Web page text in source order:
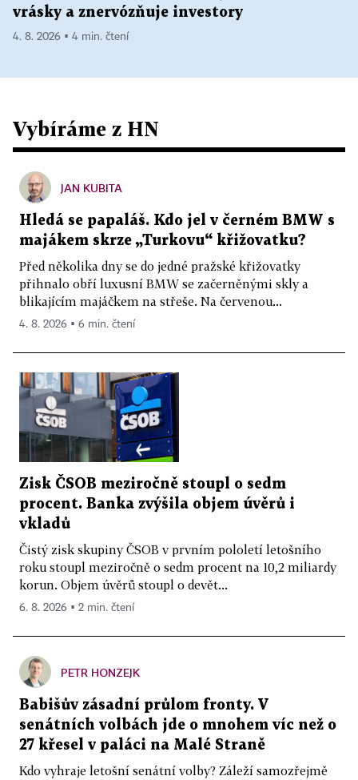
vrásky a znervózňuje investory
4. 8. 2026 ▪ 4 min. čtení
Vybíráme z HN
JAN KUBITA
Hledá se papaláš. Kdo jel v černém BMW s
majákem skrze „Turkovu“ křižovatku?
Před několika dny se do jedné pražské křižovatky
přihnalo obří luxusní BMW se začerněnými skly a
blikajícím majáčkem na střeše. Na červenou...
4. 8. 2026 ▪ 6 min. čtení
Zisk ČSOB meziročně stoupl o sedm
procent. Banka zvýšila objem úvěrů i
vkladů
Čistý zisk skupiny ČSOB v prvním pololetí letošního
roku stoupl meziročně o sedm procent na 10,2 miliardy
korun. Objem úvěrů stoupl o devět...
6. 8. 2026 ▪ 2 min. čtení
PETR HONZEJK
Babišův zásadní průlom fronty. V
senátních volbách jde o mnohem víc než o
27 křesel v paláci na Malé Straně
Kdo vyhraje letošní senátní volby? Záleží samozřejmě